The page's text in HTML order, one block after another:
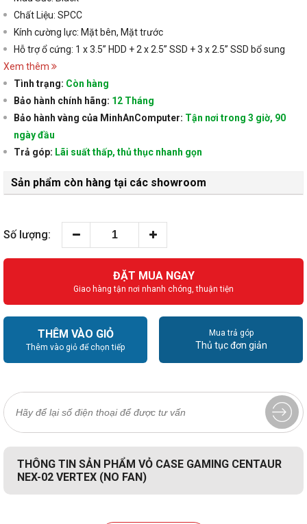
Chất Liệu: SPCC
Kính cường lực: Mặt bên, Mặt trước
Hỗ trợ ổ cứng: 1 x 3.5” HDD + 2 x 2.5” SSD + 3 x 2.5” SSD bổ sung
Xem thêm
Tình trạng: Còn hàng
Bảo hành chính hãng: 12 Tháng
Bảo hành vàng của MinhAnComputer: Tận nơi trong 3 giờ, 90
ngày đầu
Trả góp: Lãi suất thấp, thủ thục nhanh gọn
Sản phẩm còn hàng tại các showroom
Số lượng:
ĐẶT MUA NGAY
Giao hàng tận nơi nhanh chóng, thuận tiện
THÊM VÀO GIỎ
Thêm vào giỏ để chọn tiếp
Mua trả góp
Thủ tục đơn giản
THÔNG TIN SẢN PHẨM VỎ CASE GAMING CENTAUR
NEX-02 VERTEX (NO FAN)